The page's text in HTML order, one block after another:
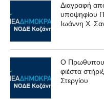
Διαγραφή
υποψηφίου
Ιωάννη Χ.
Ο
φιέστα
Στεργίου